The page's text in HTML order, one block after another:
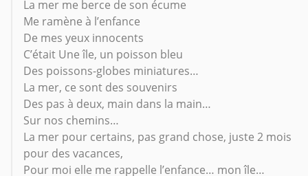
La mer me berce de son écume
Me ramène à l’enfance
De mes yeux innocents
C’était Une île, un poisson bleu
Des poissons-globes miniatures…
La mer, ce sont des souvenirs
Des pas à deux, main dans la main…
Sur nos chemins…
La mer pour certains, pas grand chose, juste 2 mois
pour des vacances,
Pour moi elle me rappelle l’enfance… mon île…